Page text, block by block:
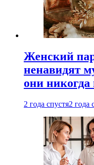
Женский
ненавидят
они
2 года спустя2 года